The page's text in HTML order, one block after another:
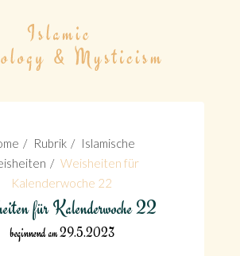
Rubrik
Islamische
Weisheiten für
Kalenderwoche 22
für Kalenderwoche 22
beginnend am 29.5.2023